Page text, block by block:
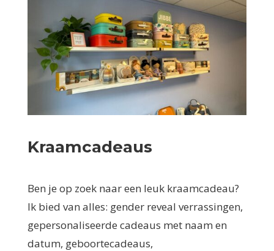
Kraamcadeaus
Ben je op zoek naar een leuk kraamcadeau?
Ik bied van alles: gender reveal verrassingen,
gepersonaliseerde cadeaus met naam en
datum, geboortecadeaus,